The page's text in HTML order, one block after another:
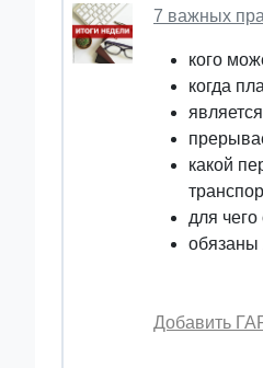
7 важных
кого
когда
какой
для
обязаны
Добавить